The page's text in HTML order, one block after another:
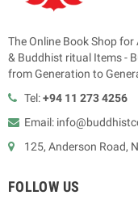
The Online Book Shop
& Buddhist ritual Items -
from Generation to
Tel:+94 11 273 4256
Email:
125, Anderson Road,
FOLLOW US